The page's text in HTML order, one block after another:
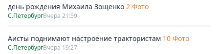
день рождения Михаила Зощенко 2 Фото
С.ПетербургВчера 21:59
Аисты поднимают настроение трактористам 10 Фото
С.ПетербургВчера 19:27